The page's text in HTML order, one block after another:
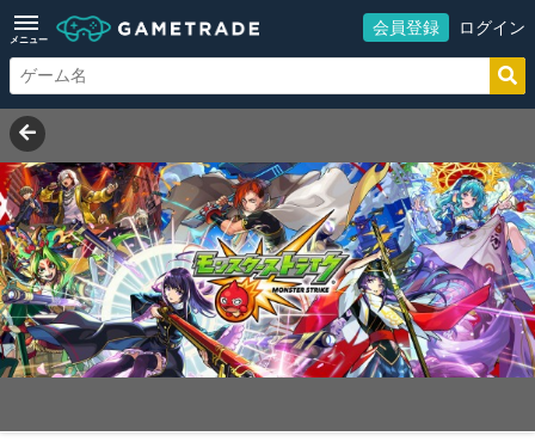
メニュー
会員登録 ログイン